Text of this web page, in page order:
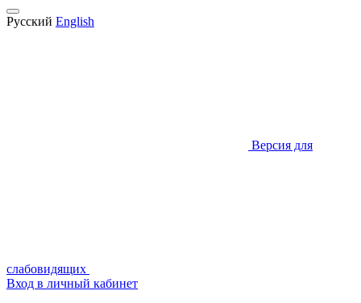
Русский English
Версия для
слабовидящих
Вход в личный кабинет